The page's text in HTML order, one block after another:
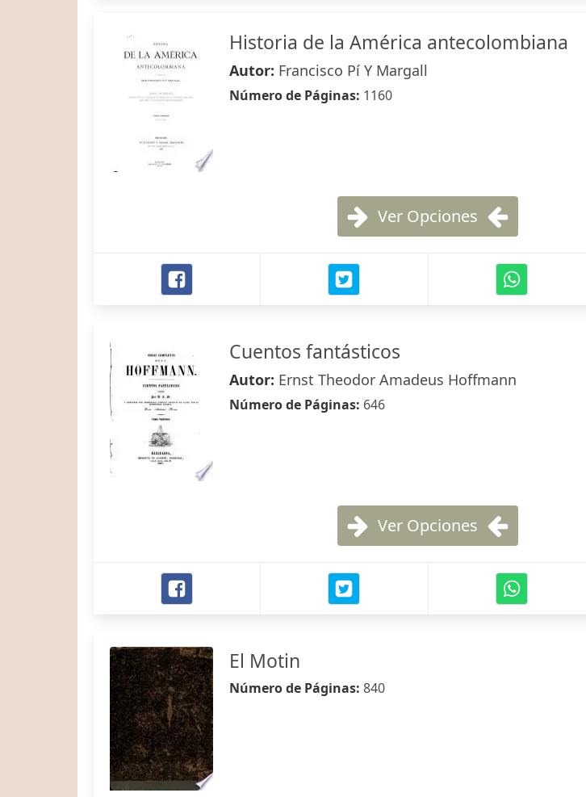
Historia de la América antecolombiana
Autor: Francisco Pí Y Margall
Número de Páginas: 1160
Ver Opciones
Cuentos fantásticos
Autor: Ernst Theodor Amadeus Hoffmann
Número de Páginas: 646
Ver Opciones
El Motin
Número de Páginas: 840